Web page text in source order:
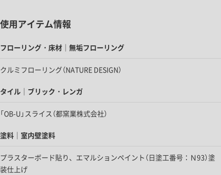
使用アイテム情報
フローリング・床材｜無垢フローリング
クルミフローリング（NATURE DESIGN）
タイル｜ブリック・レンガ
「OB-U」スライス（都窯業株式会社）
塗料｜室内壁塗料
プラスターボード貼り、エマルションペイント（日塗工番号：Ｎ93）塗
装仕上げ